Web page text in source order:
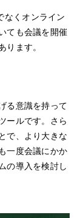
なくオンライン
ても会議を開催
ります。
る意識を持って
ールです。さら
で、より大きな
一度会議にかか
の導入を検討し